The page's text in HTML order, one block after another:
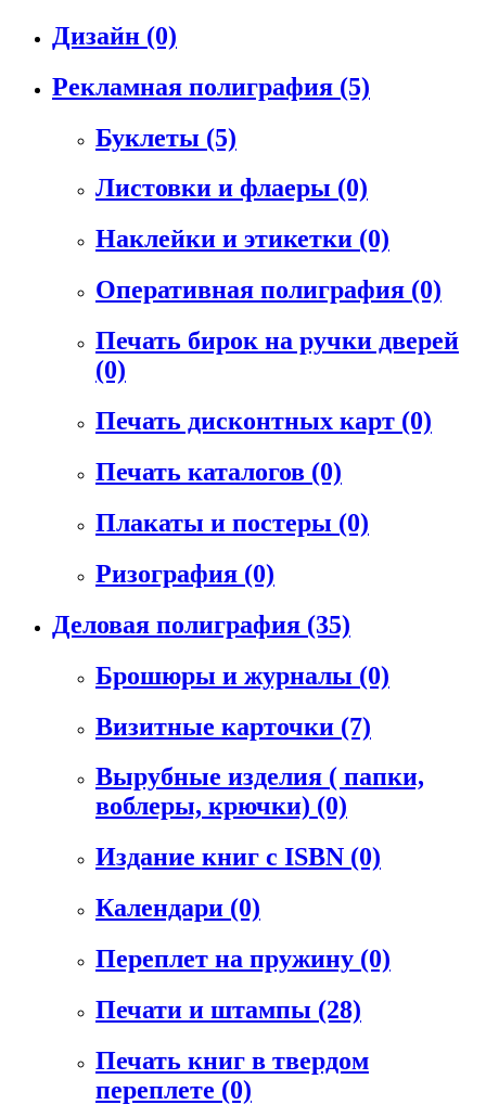
Дизайн (0)
Рекламная полиграфия (5)
Буклеты (5)
Листовки и флаеры (0)
Наклейки и этикетки (0)
Оперативная полиграфия (0)
Печать бирок на ручки дверей
(0)
Печать дисконтных карт (0)
Печать каталогов (0)
Плакаты и постеры (0)
Ризография (0)
Деловая полиграфия (35)
Брошюры и журналы (0)
Визитные карточки (7)
Вырубные изделия ( папки,
воблеры, крючки) (0)
Издание книг с ISBN (0)
Календари (0)
Переплет на пружину (0)
Печати и штампы (28)
Печать книг в твердом
переплете (0)